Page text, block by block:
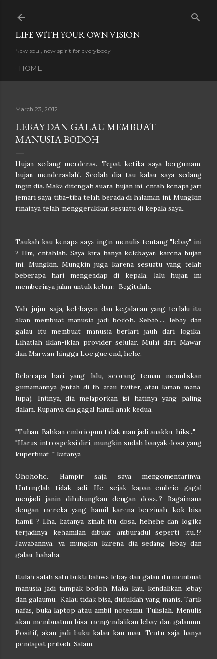
LIFE WITH YOUR OWN VISION
New soul, new spirit for everybody
HOME
March 23, 2012
LEBAY DAN GALAU MEMBUAT
MANUSIA BODOH
Hujan sedang menderas. Tepat ketika saya bergumam,
hujan menderaslah!. Seolah dia tau kalau saya sedang
ingin dia. Maka ditengah suara hujan ini, entah kenapa jari
jemari saya tiba-tiba telah berada di halaman ini. Mungkin
rinainya telah menggerakkan sesuatu di kepala saya..
Taukah kau kenapa saya ingin menulis tentang "lebay" ini
? Hm, entahlah. Saya kira hanya kelebayan karena hujan
ini. Mungkin. Mungkin juga karena sesuatu yang telah
beberapa hari mengendap di kepala, lalu hujan ini
memberinya jalan untuk keluar. Begitulah.
Yah, jujur saja, kelebayan dan kegalauan yang terlalu itu
akan membuat manusia jadi bodoh. Sebab...., lebay dan
galau itu membuat manusia berlari jauh dari logika.
Lihatlah iklan-iklan provider selular. Mulai dari Mawar
dan Marwan hingga Loe gue end, hehe.
Beberapa hari yang lalu, seorang teman menuliskan
gumamannya (entah di fb atau twiter, atau laman mana,
lupa). Intinya, dia melaporkan isi hatinya yang paling
dalam. Rupanya dia gagal hamil anak kedua,
"Tuhan. Bahkan embriopun tidak mau jadi anakku, hiks...",
"Harus introspeksi diri, mungkin sudah banyak dosa yang
kuperbuat..." katanya
Ohohoho. Hampir saja saya mengomentarinya.
Untunglah tidak jadi. He, sejak kapan embrio gagal
menjadi janin dihubungkan dengan dosa..? Bagaimana
dengan mereka yang hamil karena berzinah, kok bisa
hamil ? Lha, katanya zinah itu dosa, hehehe dan logika
terjadinya kehamilan dibuat amburadul seperti itu..!?
Jawabannya, ya mungkin karena dia sedang lebay dan
galau, hahaha.
Itulah salah satu bukti bahwa lebay dan galau itu membuat
manusia jadi tampak bodoh. Maka kau, kendalikan lebay
dan galaumu. Kalau tidak bisa, duduklah yang manis. Tarik
nafas, buka laptop atau ambil notesmu. Tulislah. Menulis
akan membuatmu bisa mengendalikan lebay dan galaumu.
Positif, akan jadi buku kalau kau mau. Tentu saja hanya
pendapat pribadi. Salam.